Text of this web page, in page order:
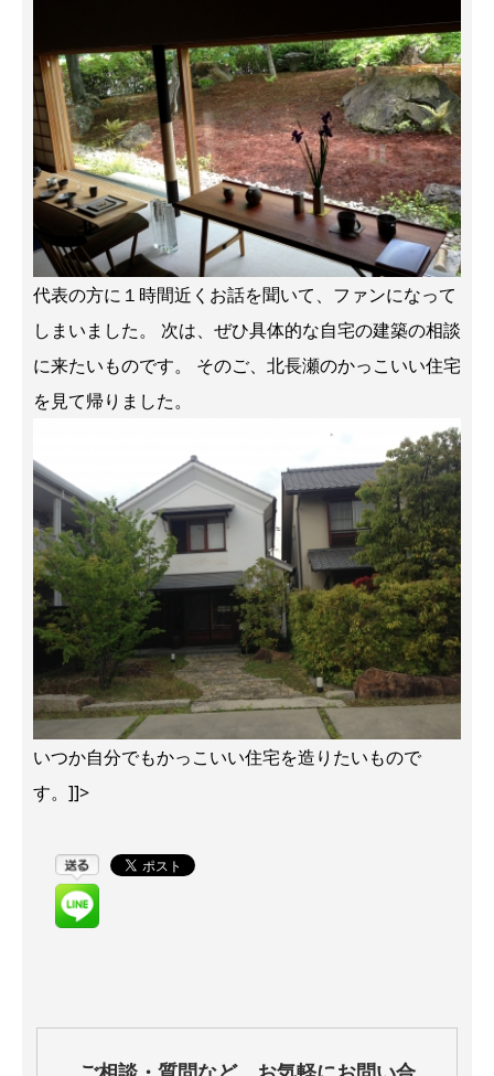
代表の方に１時間近くお話を聞いて、ファンになって
しまいました。 次は、ぜひ具体的な自宅の建築の相談
に来たいものです。 そのご、北長瀬のかっこいい住宅
を見て帰りました。
​いつか自分でもかっこいい住宅を造りたいもので
す。]]>